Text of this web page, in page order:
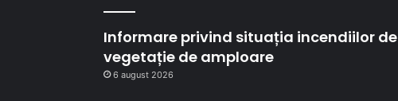
Informare privind situația incendiilor de
vegetație de amploare
6 august 2026